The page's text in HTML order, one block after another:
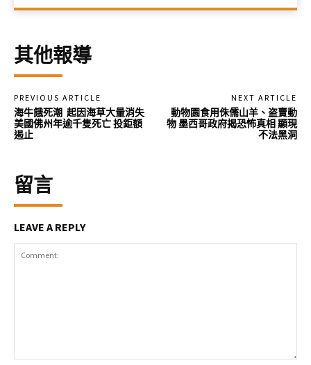
其他報導
PREVIOUS ARTICLE
海牛餓死潮 起因海草大量消失
美國佛州年逾千隻死亡 投鉅額
遏止
NEXT ARTICLE
動物園食用侏儒山羊、盗賣動
物 墨西哥政府揭恐怖真相 顯現
不法黑洞
留言
LEAVE A REPLY